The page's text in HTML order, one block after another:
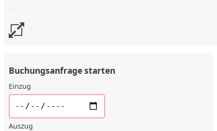
Stornierungsgebühr
Buchungsanfrage starten
Einzug
Auszug